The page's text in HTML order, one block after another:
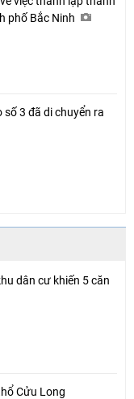
phố Bắc Ninh
3 đã di chuyển ra
dân cư khiến 5 căn
Cửu Long